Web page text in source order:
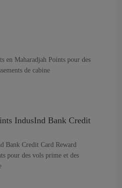
en Maharadjah Points pour des
de cabine
IndusInd Bank Credit
Bank Credit Card Reward
pour des vols prime et des